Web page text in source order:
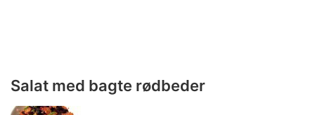
Salat med bagte rødbeder